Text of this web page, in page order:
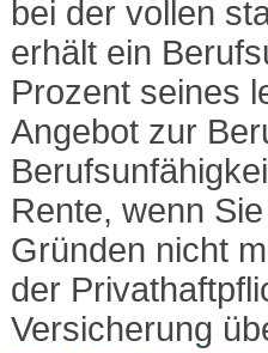
bei der vollen
erhält ein
Prozent seines
Angebot zur
Rente, wenn
Gründen nicht
der
Versicherung